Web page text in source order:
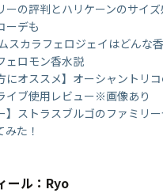
ーの評判とハリケーンのサイズ
ーデも
スカラフェロジェイはどんな
ェロモン香水説
にオススメ】オーシャントリ
イブ使用レビュー※画像あり
】ストラスブルゴのファミリ
みた！
ール：Ryo